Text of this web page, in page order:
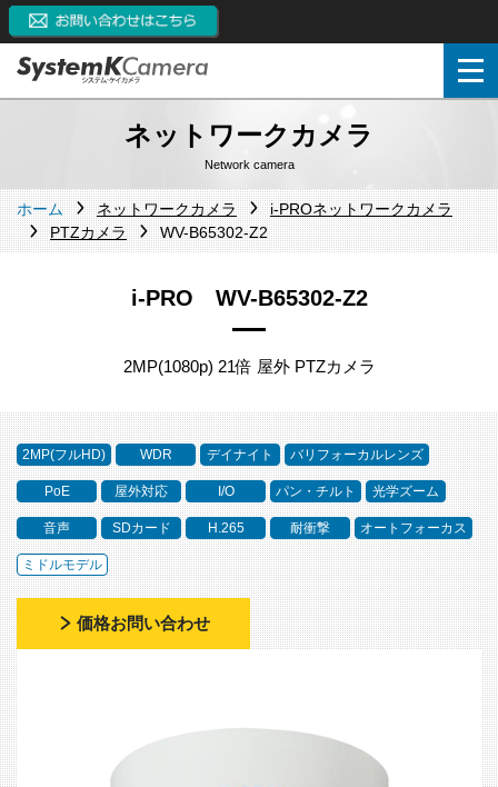
ネットワークカメラ
Network camera
ホーム ネットワークカメラ
i-PROネットワークカメラ
PTZカメラ
WV-B65302-Z2
i-PRO WV-B65302-Z2
2MP(1080p) 21倍 屋外 PTZカメラ
2MP(フルHD) WDR デイナイト バリフォーカルレンズ
PoE 屋外対応 I/O パン・チルト 光学ズーム
音声 SDカード H.265 耐衝撃 オートフォーカス
ミドルモデル
価格お問い合わせ